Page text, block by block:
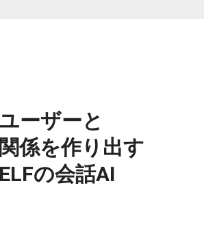
ユーザーと
係を作り出す
の会話AI